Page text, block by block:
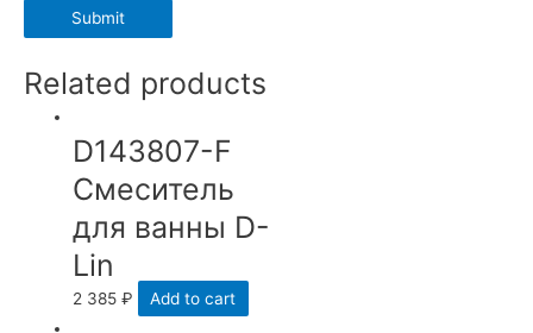
Related products
D143807-F
Смеситель
для ванны D-
Lin
2 385₽ Add to cart